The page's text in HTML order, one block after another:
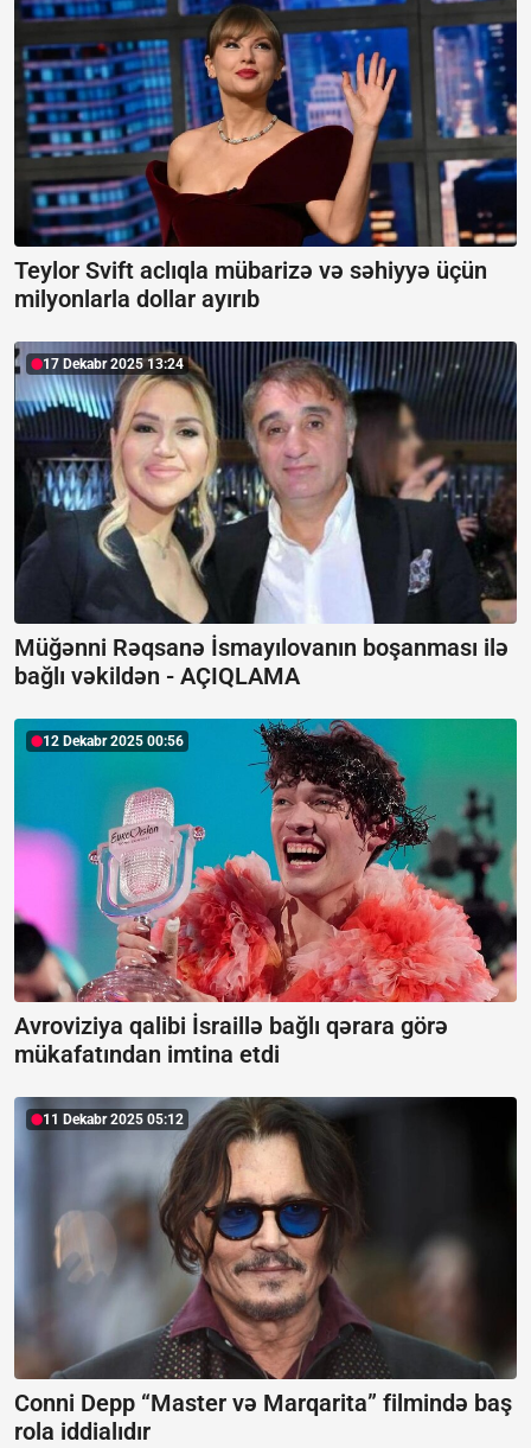
Teylor Svift aclıqla mübarizə və səhiyyə üçün
milyonlarla dollar ayırıb
17 Dekabr 2025 13:24
Müğənni Rəqsanə İsmayılovanın boşanması ilə
bağlı vəkildən - AÇIQLAMA
12 Dekabr 2025 00:56
Avroviziya qalibi İsraillə bağlı qərara görə
mükafatından imtina etdi
11 Dekabr 2025 05:12
Conni Depp “Master və Marqarita” filmində baş
rola iddialıdır